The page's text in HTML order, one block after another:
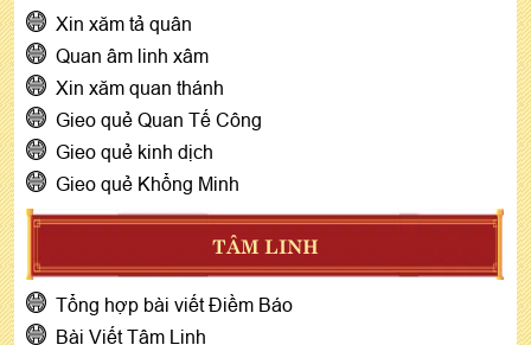
Xin xăm tả quân
Quan âm linh xâm
Xin xăm quan thánh
Gieo quẻ Quan Tế Công
Gieo quẻ kinh dịch
Gieo quẻ Khổng Minh
TÂM LINH
Tổng hợp bài viết Điềm Báo
Bài Viết Tâm Linh